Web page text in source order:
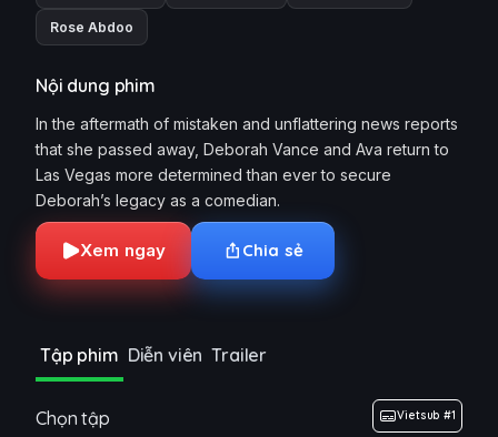
Rose Abdoo
Nội dung phim
In the aftermath of mistaken and unflattering news reports
that she passed away, Deborah Vance and Ava return to
Las Vegas more determined than ever to secure
Deborah’s legacy as a comedian.
Xem ngay Chia sẻ
Tập phim Diễn viên Trailer
Chọn tập Vietsub #1